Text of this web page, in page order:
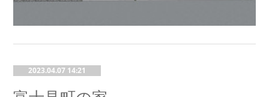
2023.04.07 14:21